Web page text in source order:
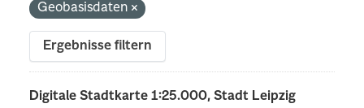
Geobasisdaten
Ergebnisse filtern
Digitale Stadtkarte 1:25.000, Stadt Leipzig